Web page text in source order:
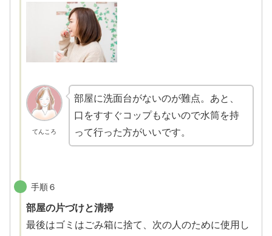
てんころ
部屋に洗面台がないのが難点。あと、
口をすすぐコップもないので水筒を持
って行った方がいいです。
手順６
部屋の片づけと清掃
最後はゴミはごみ箱に捨て、次の人のために使用し